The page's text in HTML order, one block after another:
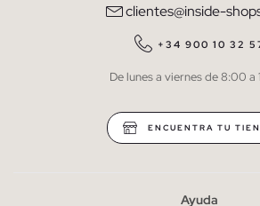
QUIERO
* Puedes cancelar la suscripción en
clientes@inside-
+34 900 10 32
De lunes a viernes de 8:00 a
ENCUENTRA TU
Ayuda